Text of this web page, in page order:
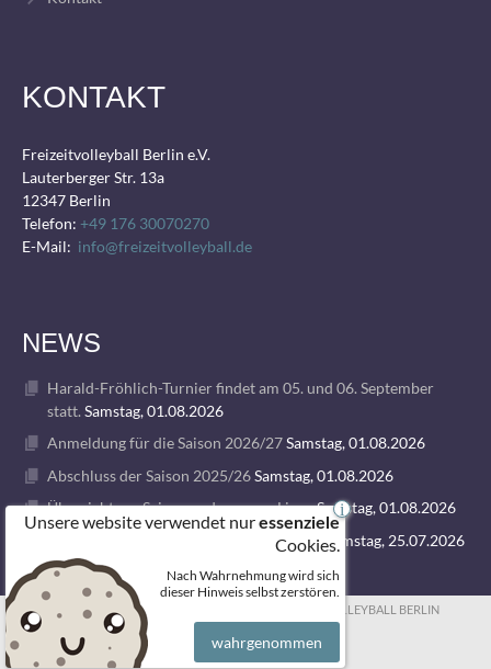
KONTAKT
Freizeitvolleyball Berlin e.V.
Lauterberger Str. 13a
12347 Berlin
Telefon: +49 176 30070270
E-Mail: info@freizeitvolleyball.de
NEWS
Harald-Fröhlich-Turnier findet am 05. und 06. September
statt. Samstag, 01.08.2026
Anmeldung für die Saison 2026/27Samstag, 01.08.2026
Abschluss der Saison 2025/26Samstag, 01.08.2026
Übersicht zur Saison und unseren LigenSamstag, 01.08.2026
1. VOLLEY GODS SUMMER CAMP 2026Samstag, 25.07.2026
© 2026 FREIZEITVOLLEYBALL BERLIN
Unsere website verwendet nuressenziele
Cookies.
Nach Wahrnehmung wird sich
dieser Hinweis selbst zerstören.
i
wahrgenommen